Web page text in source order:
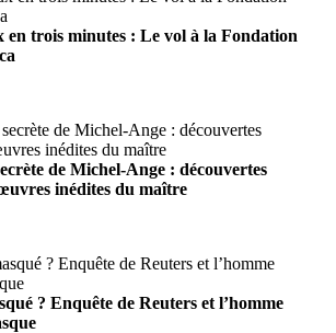
en trois minutes : Le vol à la Fondation
de Michel-Ange : découvertes
inédites du maître
? Enquête de Reuters et l’homme